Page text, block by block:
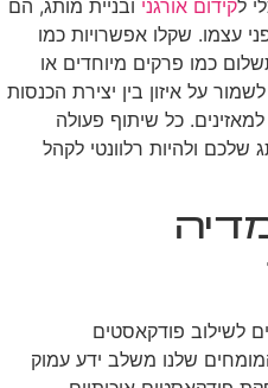
לקידום אורגני ובניית מותג, הם
עצמו. שקלו אפשרויות כמו
כמו פרקים מיוחדים או
על איזון בין יצירת הכנסות
כל שיתוף פעולה
ולהיות רלוונטי לקהל
לשילוב פודקאסטים
שלנו משלב ידע עמוק